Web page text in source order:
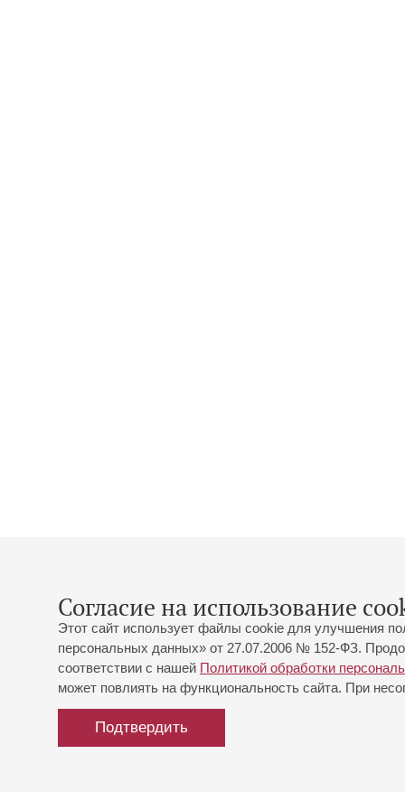
Согласие на использование
Этот сайт использует файлы cookie для улучшения
персональных данных» от 27.07.2006 № 152-ФЗ.
соответствии с нашей Политикой обработки
может повлиять на функциональность сайта. При
Подтвердить